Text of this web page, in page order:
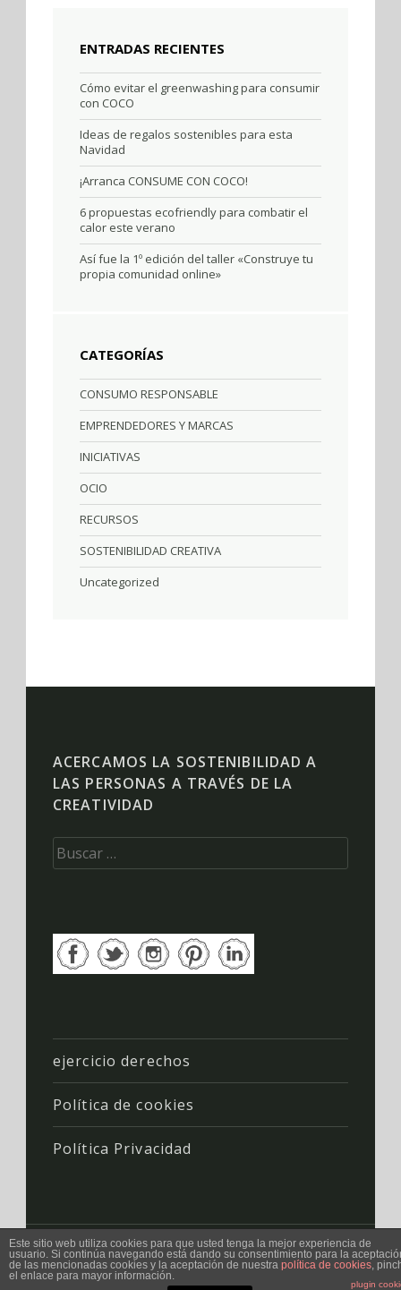
ENTRADAS RECIENTES
Cómo evitar el greenwashing para consumir
con COCO
Ideas de regalos sostenibles para esta
Navidad
¡Arranca CONSUME CON COCO!
6 propuestas ecofriendly para combatir el
calor este verano
Así fue la 1º edición del taller «Construye tu
propia comunidad online»
CATEGORÍAS
CONSUMO RESPONSABLE
EMPRENDEDORES Y MARCAS
INICIATIVAS
OCIO
RECURSOS
SOSTENIBILIDAD CREATIVA
Uncategorized
ACERCAMOS LA SOSTENIBILIDAD A
LAS PERSONAS A TRAVÉS DE LA
CREATIVIDAD
Buscar:
ejercicio derechos
Política de cookies
Política Privacidad
Proudly powered by WordPress|Theme: Forefront by
WordPress.com.
Este sitio web utiliza cookies para que usted tenga la mejor experiencia de
usuario. Si continúa navegando está dando su consentimiento para la
de las mencionadas cookies y la aceptación de nuestra política de cookies,
el enlace para mayor información.
plugin